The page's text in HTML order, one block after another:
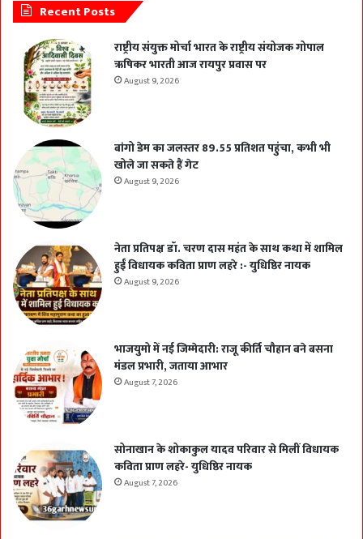
Recent Posts
राष्ट्रीय संयुक्त मोर्चा भारत के राष्ट्रीय संयोजक गोपाल
ऋषिकर भारती आज रायपुर प्रवास पर
August 9, 2026
बांगो डेम का जलस्तर 89.55 प्रतिशत पहुंचा, कभी भी
खोले जा सकते हैं गेट
August 9, 2026
नेता प्रतिपक्ष डॉ. चरण दास महंत के साथ कथा में शामिल
हुईं विधायक कविता प्राण लहरे :- युधिष्ठिर नायक
August 9, 2026
भाजयुमो में नई जिम्मेदारी: राजू कीर्ति चौहान बने बसना
मंडल प्रभारी, जताया आभार
August 7, 2026
सोनाखान के शोकाकुल यादव परिवार से मिलीं विधायक
कविता प्राण लहरे- युधिष्ठिर नायक
August 7, 2026